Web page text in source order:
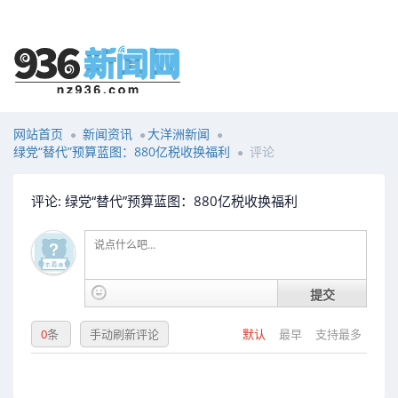
网站首页 新闻资讯
大洋洲新闻
绿党“替代”预算蓝图：880亿税收换福利
评论
评论: 绿党“替代”预算蓝图：880亿税收换福利
提交
默认 最早 支持最多
0条 手动刷新评论